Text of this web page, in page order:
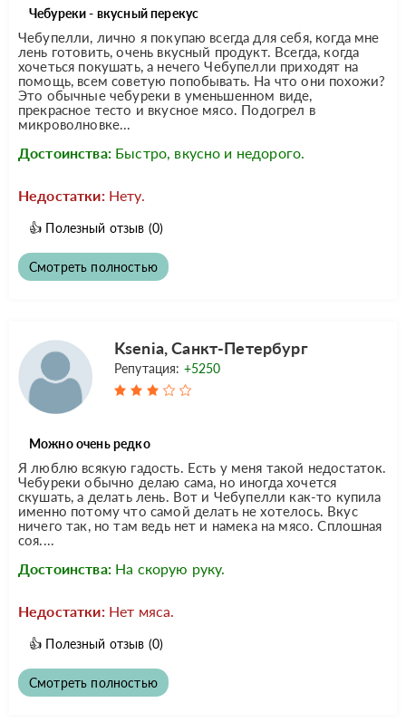
Чебуреки - вкусный перекус
Чебупелли, лично я покупаю всегда для себя, когда мне
лень готовить, очень вкусный продукт. Всегда, когда
хочеться покушать, а нечего Чебупелли приходят на
помощь, всем советую попобывать. На что они похожи?
Это обычные чебуреки в уменьшенном виде,
прекрасное тесто и вкусное мясо. Подогрел в
микроволновке...
Достоинства: Быстро, вкусно и недорого.
Недостатки: Нету.
👍 Полезный отзыв (0)
Смотреть полностью
Ksenia, Санкт-Петербург
Репутация: +5250
Можно очень редко
Я люблю всякую гадость. Есть у меня такой недостаток.
Чебуреки обычно делаю сама, но иногда хочется
скушать, а делать лень. Вот и Чебупелли как-то купила
именно потому что самой делать не хотелось. Вкус
ничего так, но там ведь нет и намека на мясо. Сплошная
соя....
Достоинства: На скорую руку.
Недостатки: Нет мяса.
👍 Полезный отзыв (0)
Смотреть полностью